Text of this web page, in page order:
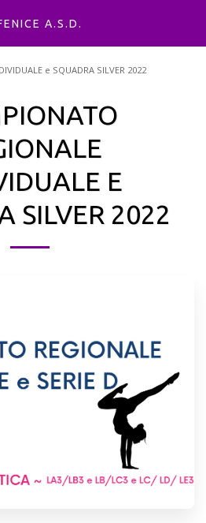
A.S.D.
e SQUADRA SILVER 2022
E
SILVER 2022